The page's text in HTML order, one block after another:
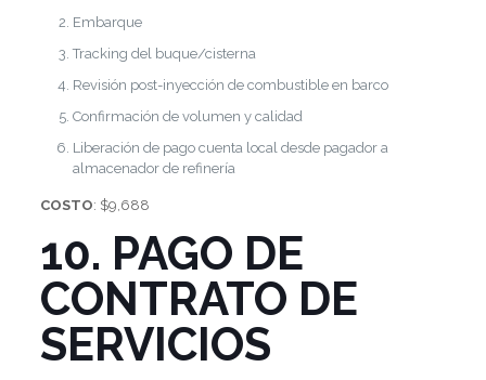
Embarque
Tracking del buque/cisterna
Revisión post-inyección de combustible en barco
Confirmación de volumen y calidad
Liberación de pago cuenta local desde pagador a
almacenador de refinería
COSTO: $9,688
10. PAGO DE
CONTRATO DE
SERVICIOS